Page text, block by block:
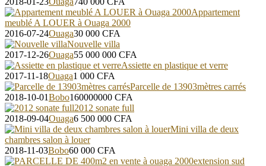
Appartement
meublé A LOUER à Ouaga 2000
2016-07-24Ouaga30 000 CFA
Nouvelle villa
2017-12-26Ouaga55 000 000 CFA
Assiette en plastique et verre
2017-11-18Ouaga1 000 CFA
Parcelle de 13903mètres carrés
2018-10-01Bobo160000000 CFA
2012 sonate full
2018-09-04Ouaga6 500 000 CFA
Mini villa de deux
chambres salon à louer
2018-11-03Bobo60 000 CFA